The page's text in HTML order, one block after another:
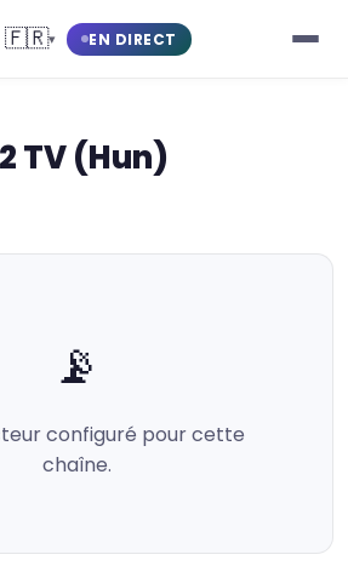
🇫🇷▾ EN DIRECT
TV (Hun)
📡
configuré pour cette
chaîne.